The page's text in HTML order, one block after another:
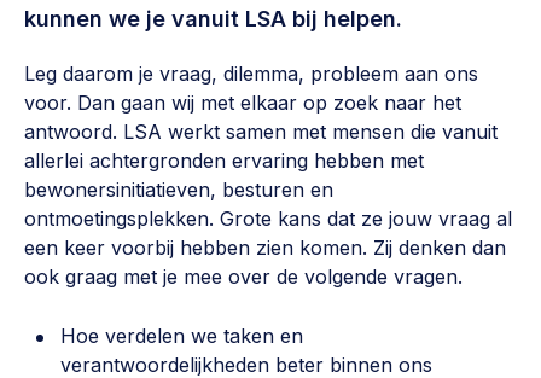
Buurtbewoners verbinden
Zorgzame gemeenschappen
Betrokken buurten, contact stimuleren, netwerken
uitbreiden >
Wijkaanpak
Werken aan de wijk, ABCD, WijkWijzer >
Voorbereiden op crisis, noodsteunpunten,
ontmoetingsplekken >
info@lsabewoners.nl
kunnen we je vanuit LSA bij helpen.
Leg daarom je vraag, dilemma, probleem aan ons
voor. Dan gaan wij met elkaar op zoek naar het
antwoord. LSA werkt samen met mensen die vanuit
allerlei achtergronden ervaring hebben met
bewonersinitiatieven, besturen en
ontmoetingsplekken. Grote kans dat ze jouw vraag al
een keer voorbij hebben zien komen. Zij denken dan
ook graag met je mee over de volgende vragen.
Hoe verdelen we taken en
verantwoordelijkheden beter binnen ons